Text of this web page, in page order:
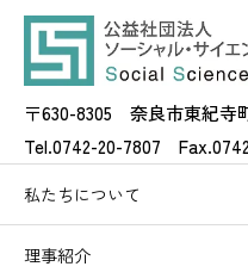
〒630-8305 奈良市東紀寺
Tel.0742-20-7807
私たちについて
理事紹介